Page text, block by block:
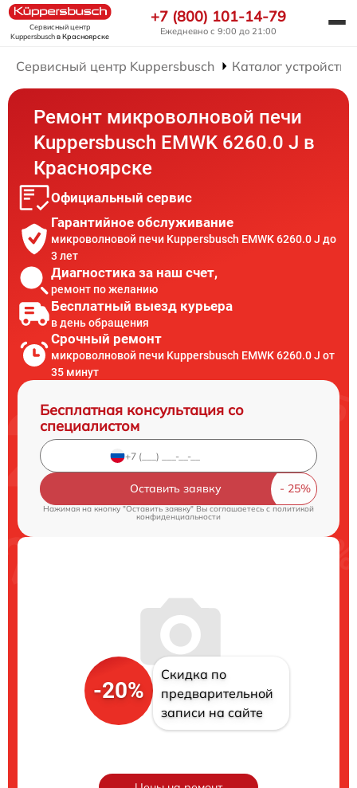
Сервисный центр
Kuppersbuschв Красноярске
+7 (800) 101-14-79
Ежедневно с 9:00 до 21:00
Сервисный центр Kuppersbusch Каталог устройств
Ремонт микроволновой печи
Kuppersbusch EMWK 6260.0 J в
Красноярске
Официальный сервис
Гарантийное обслуживание
микроволновой печи Kuppersbusch EMWK 6260.0 J до
3 лет
Диагностика за наш счет,
ремонт по желанию
Бесплатный выезд курьера
в день обращения
Срочный ремонт
микроволновой печи Kuppersbusch EMWK 6260.0 J от
35 минут
Бесплатная консультация со
специалистом
Оставить заявку
Нажимая на кнопку "Оставить заявку" Вы соглашаетесь c политикой
конфиденциальности
-20%
Скидка по
предварительной
записи на сайте